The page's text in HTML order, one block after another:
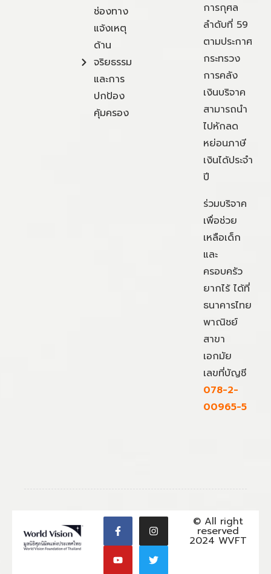
ช่องทาง
แจ้งเหตุ
ด้าน
จริยธรรม
และการ
ปกป้อง
คุ้มครอง
การกุศล
ลำดับที่ 59
ตามประกาศ
กระทรวง
การคลัง
เงินบริจาค
สามารถนำ
ไปหักลด
หย่อนภาษี
เงินได้ประจำ
ปี
ร่วมบริจาค
เพื่อช่วย
เหลือเด็ก
และ
ครอบครัว
ยากไร้ ได้ที่
ธนาคารไทย
พาณิชย์
สาขา
เอกมัย
เลขที่บัญชี
078-2-
00965-5
© All right
reserved
2024 WVFT